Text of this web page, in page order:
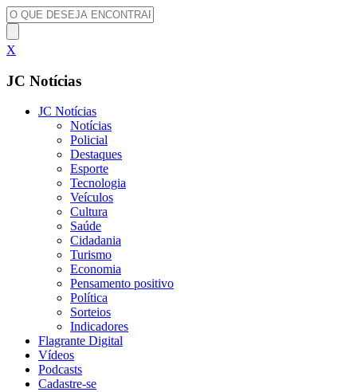
X
JC Notícias
JC Notícias
Notícias
Policial
Destaques
Esporte
Tecnologia
Veículos
Cultura
Saúde
Cidadania
Turismo
Economia
Pensamento positivo
Política
Sorteios
Indicadores
Flagrante Digital
Vídeos
Podcasts
Cadastre-se